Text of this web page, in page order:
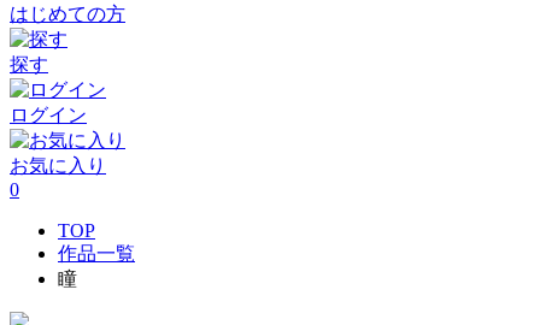
はじめての方
探す
ログイン
お気に入り
0
TOP
作品一覧
瞳